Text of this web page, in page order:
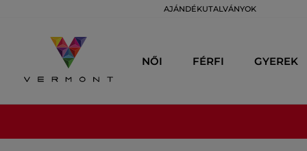
AJÁNDÉKUTALVÁNYOK
NŐI FÉRFI GYEREK